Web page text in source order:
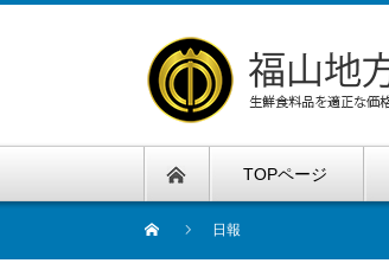
TOPページ
日報